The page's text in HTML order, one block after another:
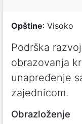
Opštine: Visoko
Podrška
obrazovanja
unapređenje
zajednicom.
Obrazloženje